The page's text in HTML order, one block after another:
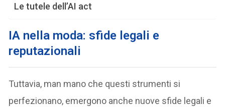
Le tutele dell’AI act
IA nella moda: sfide legali e
reputazionali
Tuttavia, man mano che questi strumenti si
perfezionano, emergono anche nuove sfide legali e